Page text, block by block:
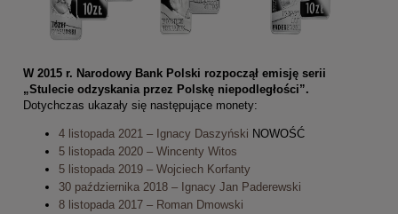
W 2015 r. Narodowy Bank Polski rozpoczął emisję serii
„Stulecie odzyskania przez Polskę niepodległości”.
Dotychczas ukazały się następujące monety:
4 listopada 2021 – Ignacy Daszyński NOWOŚĆ
5 listopada 2020 – Wincenty Witos
5 listopada 2019 – Wojciech Korfanty
30 października 2018 – Ignacy Jan Paderewski
8 listopada 2017 – Roman Dmowski